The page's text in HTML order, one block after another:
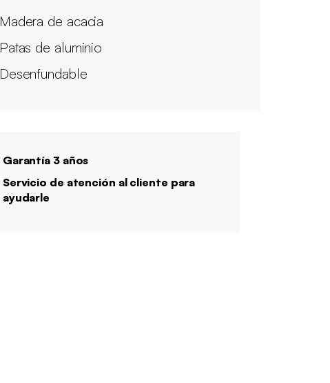
Madera de acacia
Patas de aluminio
Desenfundable
Garantía 3 años
Servicio de atención al cliente para
ayudarle